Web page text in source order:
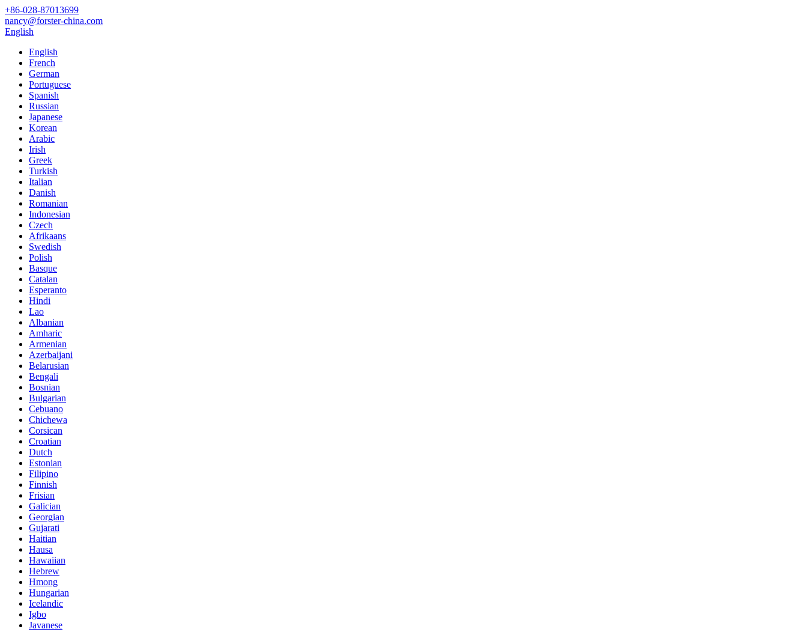
+86-028-87013699
nancy@forster-china.com
English
English
French
German
Portuguese
Spanish
Russian
Japanese
Korean
Arabic
Irish
Greek
Turkish
Italian
Danish
Romanian
Indonesian
Czech
Afrikaans
Swedish
Polish
Basque
Catalan
Esperanto
Hindi
Lao
Albanian
Amharic
Armenian
Azerbaijani
Belarusian
Bengali
Bosnian
Bulgarian
Cebuano
Chichewa
Corsican
Croatian
Dutch
Estonian
Filipino
Finnish
Frisian
Galician
Georgian
Gujarati
Haitian
Hausa
Hawaiian
Hebrew
Hmong
Hungarian
Icelandic
Igbo
Javanese